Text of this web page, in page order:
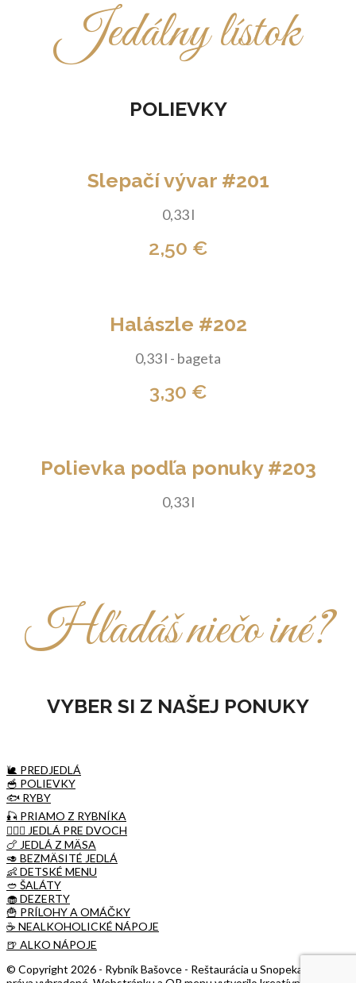
Jedálny lístok
POLIEVKY
Slepačí vývar #201
0,33 l
2,50 €
Halászle #202
0,33 l - bageta
3,30 €
Polievka podľa ponuky #203
0,33 l
Hľadáš niečo iné?
VYBER SI Z NAŠEJ PONUKY
🐌 PREDJEDLÁ
🥣 POLIEVKY
🐟 RYBY
🎣 PRIAMO Z RYBNÍKA
👩‍❤️‍👨 JEDLÁ PRE DVOCH
🍗 JEDLÁ Z MÄSA
🥑 BEZMÄSITÉ JEDLÁ
👶 DETSKÉ MENU
🥙 ŠALÁTY
🧁 DEZERTY
🍟 PRÍLOHY A OMÁČKY
☕️ NEALKOHOLICKÉ NÁPOJE
🍺 ALKO NÁPOJE
© Copyright 2026 - Rybník Bašovce - Reštaurácia u Snopeka. Všetky